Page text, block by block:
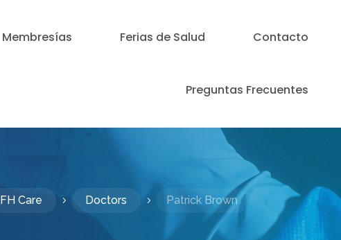
Membresías Ferias de Salud Contacto
Preguntas Frecuentes
FH Care 5 Doctors 5 Patrick Brown